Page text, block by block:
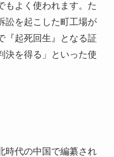
もよく使われます。た
訟を起こした町工場が
『起死回生』となる証
決を得る」といった使
時代の中国で編纂され